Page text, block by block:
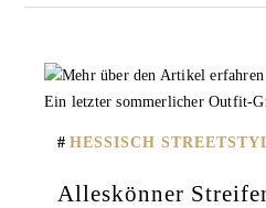
HESSISCH
Alleskönner